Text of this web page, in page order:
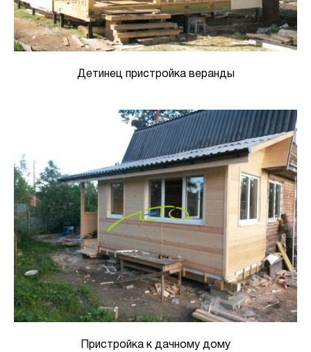
Детинец пристройка веранды
Пристройка к дачному дому